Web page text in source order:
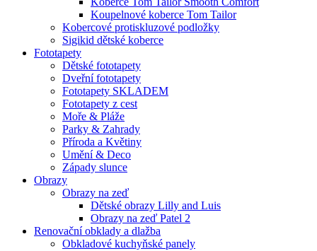
Koupelnové koberce Tom Tailor
Kobercové protiskluzové podložky
Sigikid dětské koberce
Fototapety
Dětské fototapety
Dveřní fototapety
Fototapety SKLADEM
Fototapety z cest
Moře & Pláže
Parky & Zahrady
Příroda a Květiny
Umění & Deco
Západy slunce
Obrazy
Obrazy na zeď
Dětské obrazy Lilly and Luis
Obrazy na zeď Patel 2
Renovační obklady a dlažba
Obkladové kuchyňské panely